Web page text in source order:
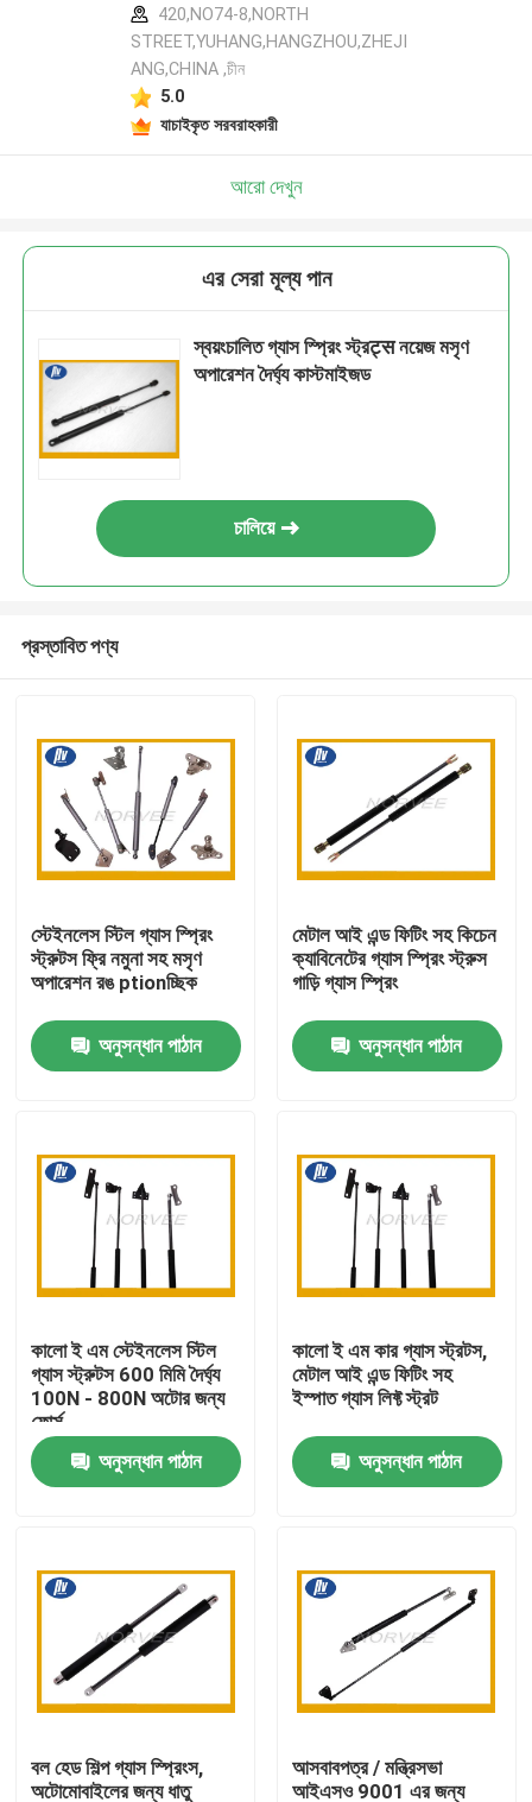
পণ্য
আমাদের সম্পর্কে
কারখানা ভ্রমণ
মান নিয়ন্ত্রণ
যোগাযোগ করুন
ইস্পাত সর্পিল স্প্রিং
ফ্ল্যাট সর্পিল স্প্রিং
টর্জন সর্পিল স্প্রিং
420,NO74-8,NORTH
STREET,YUHANG,HANGZHOU,ZHEJI
ANG,CHINA ,চীন
5.0
যাচাইকৃত সরবরাহকারী
আরো দেখুন
এর সেরা মূল্য পান
স্বয়ংচালিত গ্যাস স্প্রিং স্ট্রट्स নয়েজ মসৃণ
অপারেশন দৈর্ঘ্য কাস্টমাইজড
চালিয়ে
প্রস্তাবিত পণ্য
স্টেইনলেস স্টিল গ্যাস স্প্রিং
স্ট্রুটস ফ্রি নমুনা সহ মসৃণ
অপারেশন রঙ ptionচ্ছিক
অনুসন্ধান পাঠান
মেটাল আই এন্ড ফিটিং সহ কিচেন
ক্যাবিনেটের গ্যাস স্প্রিং স্ট্রুস
গাড়ি গ্যাস স্প্রিং
অনুসন্ধান পাঠান
কালো ই এম স্টেইনলেস স্টিল
গ্যাস স্ট্রুটস 600 মিমি দৈর্ঘ্য
100N - 800N অটোর জন্য
ফোর্স
অনুসন্ধান পাঠান
কালো ই এম কার গ্যাস স্ট্রটস,
মেটাল আই এন্ড ফিটিং সহ
ইস্পাত গ্যাস লিফ্ট স্ট্রট
অনুসন্ধান পাঠান
বল হেড শিল্প গ্যাস স্প্রিংস,
অটোমোবাইলের জন্য ধাতু
আসবাবপত্র / মন্ত্রিসভা
আইএসও 9001 এর জন্য